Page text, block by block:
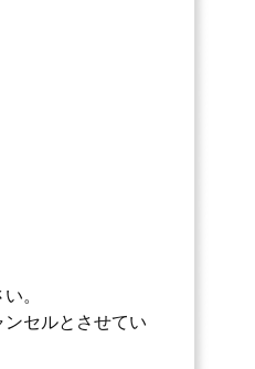
。
セルとさせてい